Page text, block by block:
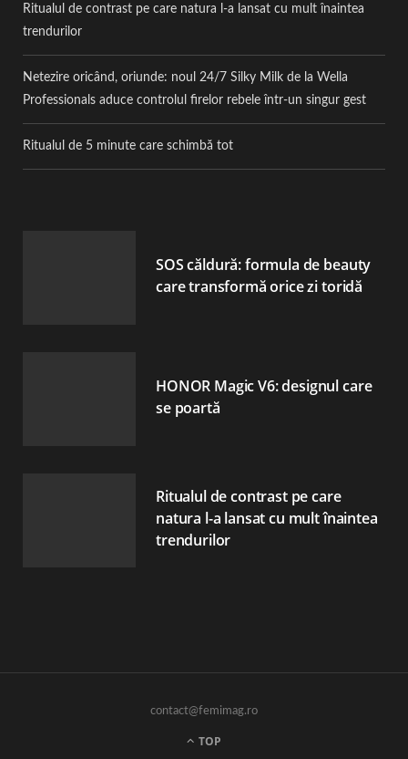
Ritualul de contrast pe care natura l-a lansat cu mult înaintea
trendurilor
Netezire oricând, oriunde: noul 24/7 Silky Milk de la Wella
Professionals aduce controlul firelor rebele într-un singur gest
Ritualul de 5 minute care schimbă tot
SOS căldură: formula de beauty
care transformă orice zi toridă
HONOR Magic V6: designul care
se poartă
Ritualul de contrast pe care
natura l-a lansat cu mult înaintea
trendurilor
contact@femimag.ro
TOP